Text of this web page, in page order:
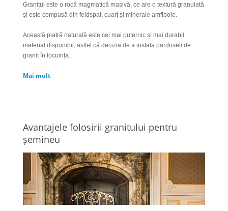
Granitul este o rocă magmatică masivă, ce are o textură granulată
și este compusă din feldspat, cuarț și minerale amfibole.
Această piatră naturală este cel mai puternic și mai durabil
material disponibil, astfel că decizia de a instala pardoseli de
granit în locuința.
Mai mult
Avantajele folosirii granitului pentru
șemineu